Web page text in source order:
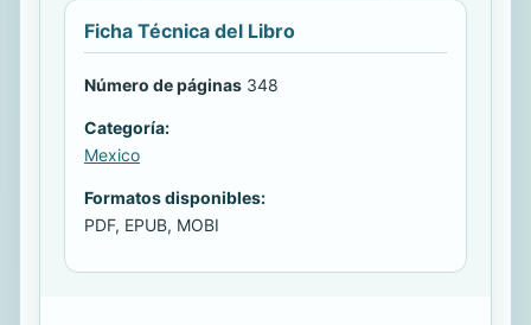
Ficha Técnica del Libro
Número de páginas 348
Categoría:
Mexico
Formatos disponibles:
PDF, EPUB, MOBI